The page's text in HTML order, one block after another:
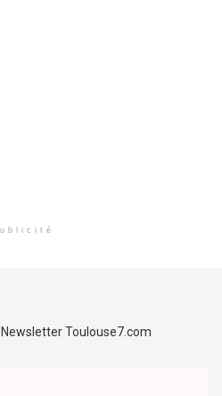
Toulouse7.com